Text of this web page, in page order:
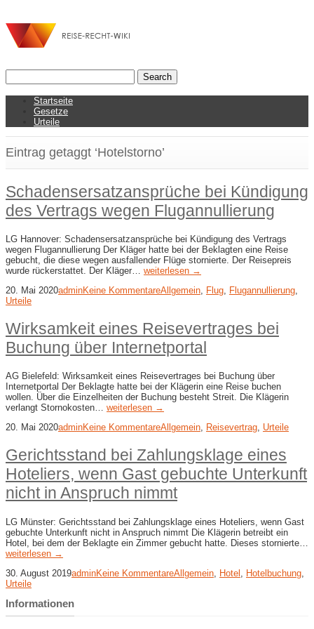
Startseite
Gesetze
Urteile
Eintrag getaggt ‘Hotelstorno’
Schadensersatzansprüche bei Kündigung
des Vertrags wegen Flugannullierung
LG Hannover: Schadensersatzansprüche bei Kündigung des Vertrags
wegen Flugannullierung Der Kläger hatte bei der Beklagten eine Reise
gebucht, die diese wegen ausfallender Flüge stornierte. Der Reisepreis
wurde rückerstattet. Der Kläger… weiterlesen →
20. Mai 2020adminKeine KommentareAllgemein, Flug, Flugannullierung,
Urteile
Wirksamkeit eines Reisevertrages bei
Buchung über Internetportal
AG Bielefeld: Wirksamkeit eines Reisevertrages bei Buchung über
Internetportal Der Beklagte hatte bei der Klägerin eine Reise buchen
wollen. Über die Einzelheiten der Buchung besteht Streit. Die Klägerin
verlangt Stornokosten… weiterlesen →
20. Mai 2020adminKeine KommentareAllgemein, Reisevertrag, Urteile
Gerichtsstand bei Zahlungsklage eines
Hoteliers, wenn Gast gebuchte Unterkunft
nicht in Anspruch nimmt
LG Münster: Gerichtsstand bei Zahlungsklage eines Hoteliers, wenn Gast
gebuchte Unterkunft nicht in Anspruch nimmt Die Klägerin betreibt ein
Hotel, bei dem der Beklagte ein Zimmer gebucht hatte. Dieses stornierte…
weiterlesen →
30. August 2019adminKeine KommentareAllgemein Hotel Hotelbuchung
Urteile
Informationen